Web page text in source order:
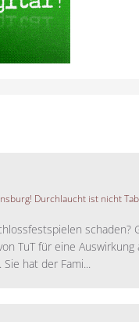
Durchlaucht ist nicht
schaden?
TuT für eine Auswirkung
hat der Fami...